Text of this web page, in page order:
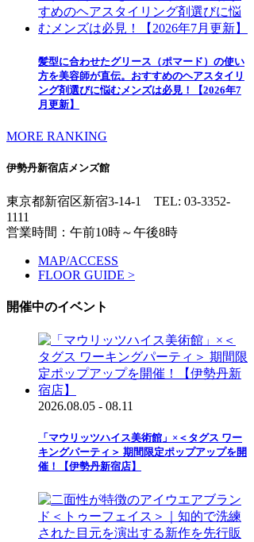
髪型に合わせたグリース（ポマード）の使い
方を美容師が直伝。おすすめのヘアスタイリ
ング剤選びに悩むメンズは必見！【2026年7
月更新】
MORE RANKING
伊勢丹新宿店メンズ館
東京都新宿区新宿3-14-1 TEL: 03-3352-
1111
営業時間：午前10時～午後8時
MAP/ACCESS
FLOOR GUIDE >
開催中のイベント
2026.08.05 - 08.11
「マウリッツハイス美術館」×＜タグス ワー
キングパーティ＞ 期間限定ポップアップを開
催！【伊勢丹新宿店】